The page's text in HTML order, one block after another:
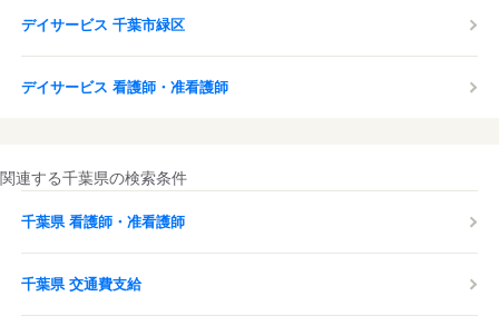
デイサービス 千葉市緑区
デイサービス 看護師・准看護師
関連する千葉県の検索条件
千葉県 看護師・准看護師
千葉県 交通費支給